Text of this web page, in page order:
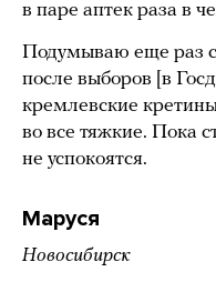
в паре аптек раза в
Подумываю еще раз
после выборов [в
кремлевские
во все тяжкие. Пока
не успокоятся.
Маруся
Новосибирск